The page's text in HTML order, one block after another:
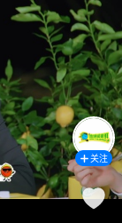
关注